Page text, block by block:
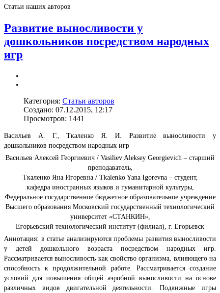
Статьи наших авторов
Развитие выносливости у
дошкольников посредством народных
игр
Категория: Статьи авторов
Создано: 07.12.2015, 12:17
Просмотров: 1441
Васильев А. Г., Ткаленко Я. И. Развитие выносливости у
дошкольников посредством народных игр
Васильев Алексей Георгиевич / Vasiliev Aleksey Georgievich – старший
преподаватель,
Ткаленко Яна Игоревна / Tkalenko Yana Igorevna – студент,
кафедра иностранных языков и гуманитарной культуры,
Федеральное государственное бюджетное образовательное учреждение
Высшего образования Московский государственный технологический
университет «СТАНКИН»,
Егорьевский технологический институт (филиал), г. Егорьевск
Аннотация: в статье анализируются проблемы развития выносливости
у детей дошкольного возраста посредством народных игр.
Рассматривается выносливость как свойство организма, влияющего на
способность к продолжительной работе. Рассматривается создание
условий для повышения общей аэробной выносливости на основе
различных видов двигательной деятельности. Подвижные игры